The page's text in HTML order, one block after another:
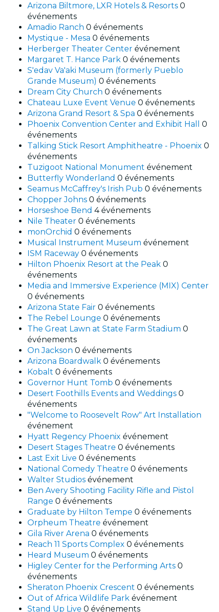
Arizona Biltmore, LXR Hotels & Resorts 0
événements
Amadio Ranch 0 événements
Mystique - Mesa 0 événements
Herberger Theater Center événement
Margaret T. Hance Park 0 événements
S'edav Va'aki Museum (formerly Pueblo
Grande Museum) 0 événements
Dream City Church 0 événements
Chateau Luxe Event Venue 0 événements
Arizona Grand Resort & Spa 0 événements
Phoenix Convention Center and Exhibit Hall 0
événements
Talking Stick Resort Amphitheatre - Phoenix 0
événements
Tuzigoot National Monument événement
Butterfly Wonderland 0 événements
Seamus McCaffrey's Irish Pub 0 événements
Chopper Johns 0 événements
Horseshoe Bend 4 événements
Nile Theater 0 événements
monOrchid 0 événements
Musical Instrument Museum événement
ISM Raceway 0 événements
Hilton Phoenix Resort at the Peak 0
événements
Media and Immersive Experience (MIX) Center
0 événements
Arizona State Fair 0 événements
The Rebel Lounge 0 événements
The Great Lawn at State Farm Stadium 0
événements
On Jackson 0 événements
Arizona Boardwalk 0 événements
Kobalt 0 événements
Governor Hunt Tomb 0 événements
Desert Foothills Events and Weddings 0
événements
"Welcome to Roosevelt Row" Art Installation
événement
Hyatt Regency Phoenix événement
Desert Stages Theatre 0 événements
Last Exit Live 0 événements
National Comedy Theatre 0 événements
Walter Studios événement
Ben Avery Shooting Facility Rifle and Pistol
Range 0 événements
Graduate by Hilton Tempe 0 événements
Orpheum Theatre événement
Gila River Arena 0 événements
Reach 11 Sports Complex 0 événements
Heard Museum 0 événements
Higley Center for the Performing Arts 0
événements
Sheraton Phoenix Crescent 0 événements
Out of Africa Wildlife Park événement
Stand Up Live 0 événements